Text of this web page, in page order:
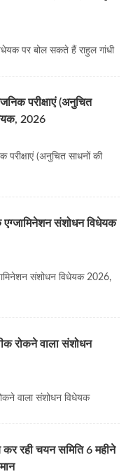
पर बोल सकते हैं राहुल गांधी
परीक्षाएं (अनुचित
2026
(अनुचित साधनों की
संशोधन विधेयक
संशोधन विधेयक 2026,
रोकने वाला संशोधन
वाला संशोधन विधेयक
रही चयन समिति 6 महीने